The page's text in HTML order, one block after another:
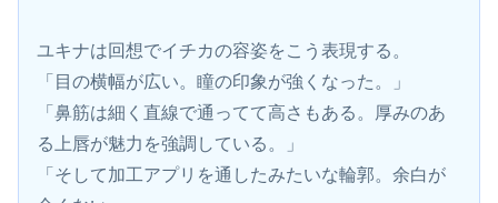
ユキナは回想でイチカの容姿をこう表現する。
「目の横幅が広い。瞳の印象が強くなった。」
「鼻筋は細く直線で通ってて高さもある。厚みのあ
る上唇が魅力を強調している。」
「そして加工アプリを通したみたいな輪郭。余白が